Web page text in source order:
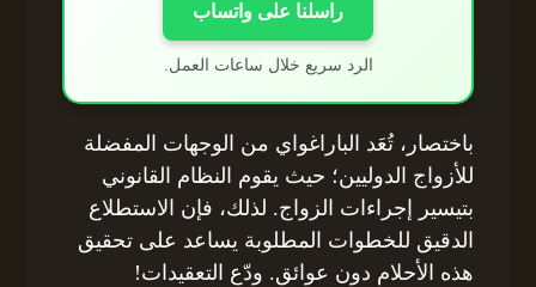
راسلنا على واتساب
الرد سريع خلال ساعات العمل.
باختصار، تُعَد الباراغواي من الوجهات المفضلة
للأزواج الدوليين؛ حيث يقوم النظام القانوني
بتيسير إجراءات الزواج. لذلك، فإن الاستطلاع
الدقيق للخطوات المطلوبة يساعد على تحقيق
هذه الأحلام دون عوائق. ودّع التعقيدات!